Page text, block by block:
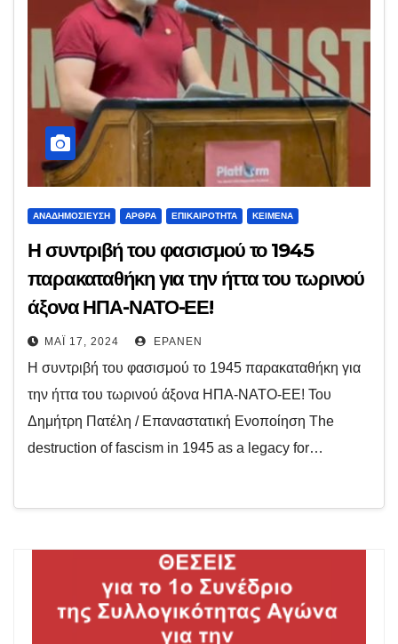
ΑΝΑΔΗΜΟΣΊΕΥΣΗ ΆΡΘΡΑ ΕΠΙΚΑΙΡΌΤΗΤΑ ΚΕΊΜΕΝΑ
Η συντριβή του φασισμού το 1945
παρακαταθήκη για την ήττα του τωρινού
άξονα ΗΠΑ-ΝΑΤΟ-ΕΕ!
ΜΆΙ 17, 2024 EPANEN
Η συντριβή του φασισμού το 1945 παρακαταθήκη για
την ήττα του τωρινού άξονα ΗΠΑ-ΝΑΤΟ-ΕΕ! Του
Δημήτρη Πατέλη / Επαναστατική Ενοποίηση The
destruction of fascism in 1945 as a legacy for…